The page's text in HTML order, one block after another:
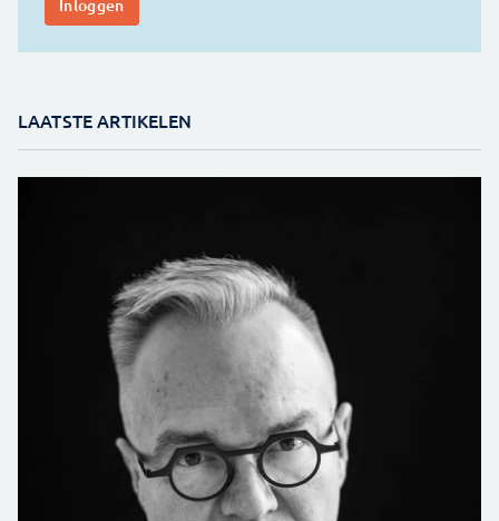
LAATSTE ARTIKELEN